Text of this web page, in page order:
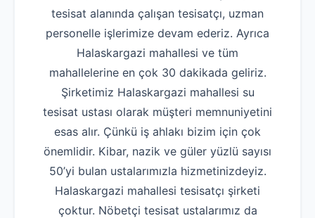
tesisat alanında çalışan tesisatçı, uzman
personelle işlerimize devam ederiz. Ayrıca
Halaskargazi mahallesi ve tüm
mahallelerine en çok 30 dakikada geliriz.
Şirketimiz Halaskargazi mahallesi su
tesisat ustası olarak müşteri memnuniyetini
esas alır. Çünkü iş ahlakı bizim için çok
önemlidir. Kibar, nazik ve güler yüzlü sayısı
50’yi bulan ustalarımızla hizmetinizdeyiz.
Halaskargazi mahallesi tesisatçı şirketi
çoktur. Nöbetçi tesisat ustalarımız da